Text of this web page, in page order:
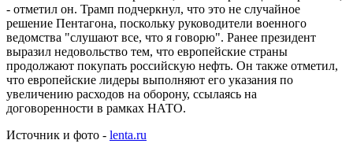
- отметил он. Трамп подчеркнул, что это не случайное
решение Пентагона, поскольку руководители военного
ведомства "слушают все, что я говорю". Ранее президент
выразил недовольство тем, что европейские страны
продолжают покупать российскую нефть. Он также отметил,
что европейские лидеры выполняют его указания по
увеличению расходов на оборону, ссылаясь на
договоренности в рамках НАТО.
Источник и фото - lenta.ru